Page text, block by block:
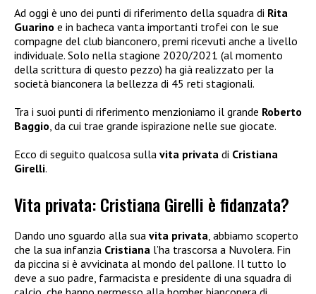
Ad oggi è uno dei punti di riferimento della squadra di Rita
Guarino e in bacheca vanta importanti trofei con le sue
compagne del club bianconero, premi ricevuti anche a livello
individuale. Solo nella stagione 2020/2021 (al momento
della scrittura di questo pezzo) ha già realizzato per la
società bianconera la bellezza di 45 reti stagionali.
Tra i suoi punti di riferimento menzioniamo il grande Roberto
Baggio, da cui trae grande ispirazione nelle sue giocate.
Ecco di seguito qualcosa sulla vita privata di Cristiana
Girelli.
Vita privata: Cristiana Girelli è fidanzata?
Dando uno sguardo alla sua vita privata , abbiamo scoperto
che la sua infanzia Cristiana l’ha trascorsa a Nuvolera. Fin
da piccina si è avvicinata al mondo del pallone. Il tutto lo
deve a suo padre, farmacista e presidente di una squadra di